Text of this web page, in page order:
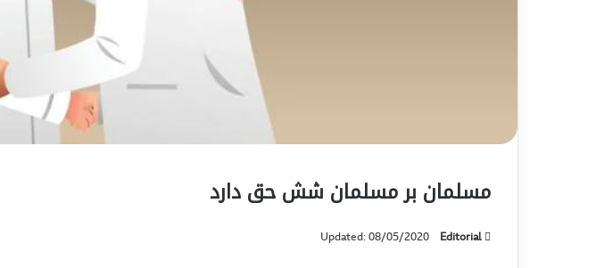
مسلمان بر مسلمان شش حق دارد
Editorial
Updated: 08/05/2020